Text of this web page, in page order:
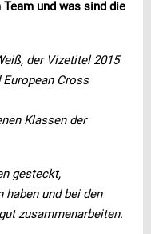
und was sind die
der Vizetitel 2015
Cross
Klassen der
gesteckt,
haben und bei den
zusammenarbeiten.